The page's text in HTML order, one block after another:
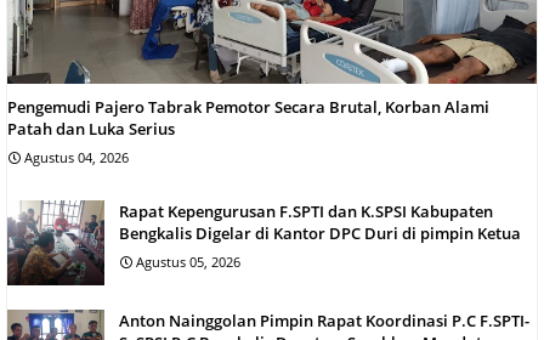
Pengemudi Pajero Tabrak Pemotor Secara Brutal, Korban Alami
Patah dan Luka Serius
Agustus 04, 2026
Rapat Kepengurusan F.SPTI dan K.SPSI Kabupaten
Bengkalis Digelar di Kantor DPC Duri di pimpin Ketua
Agustus 05, 2026
Anton Nainggolan Pimpin Rapat Koordinasi P.C F.SPTI-